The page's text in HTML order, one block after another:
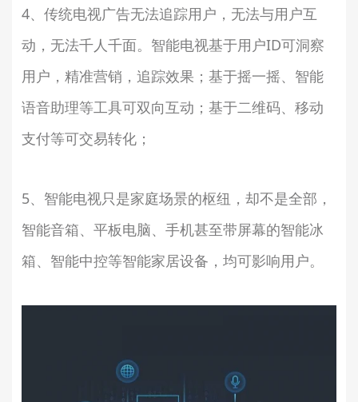
4、传统电视广告无法追踪用户，无法与用户互
动，无法千人千面。智能电视基于用户ID可洞察
用户，精准营销，追踪效果；基于摇一摇、智能
语音助理等工具可双向互动；基于二维码、移动
支付等可交易转化；
5、智能电视只是家庭场景的枢纽，却不是全部，
智能音箱、平板电脑、手机甚至带屏幕的智能冰
箱、智能中控等智能家居设备，均可影响用户。